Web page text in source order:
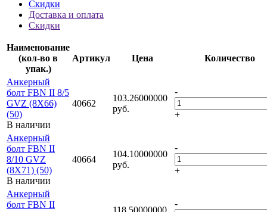
Скидки
Доставка и оплата
Скидки
Наименование
(кол-во в
упак.)
Артикул Цена Количество
Анкерный
болт FBN II 8/5
GVZ (8X66)
(50)
В наличии
40662
103.26000000
руб.
-
+
Анкерный
болт FBN II
8/10 GVZ
(8X71) (50)
В наличии
40664
104.10000000
руб.
-
+
Анкерный
болт FBN II
118.50000000
-